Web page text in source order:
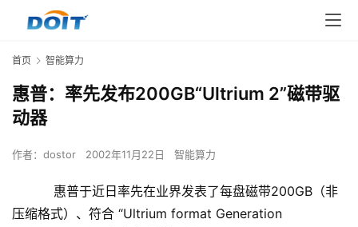
首页 智能算力
惠普：率先发布200GB“Ultrium 2”磁带驱
动器
作者： dostor 2002年11月22日 智能算力
惠普于近日率先在业界发表了每盘磁带200GB（非
压缩格式）、符合 “Ultrium format Generation